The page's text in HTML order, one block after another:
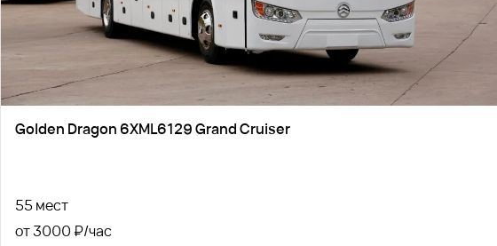
Golden Dragon 6XML6129 Grand Cruiser
55 мест
от 3000 ₽